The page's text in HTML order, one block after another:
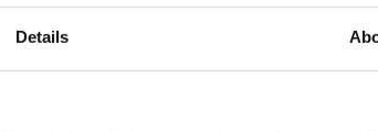
Details
für zukünftige
implementieren und zu monitoren.